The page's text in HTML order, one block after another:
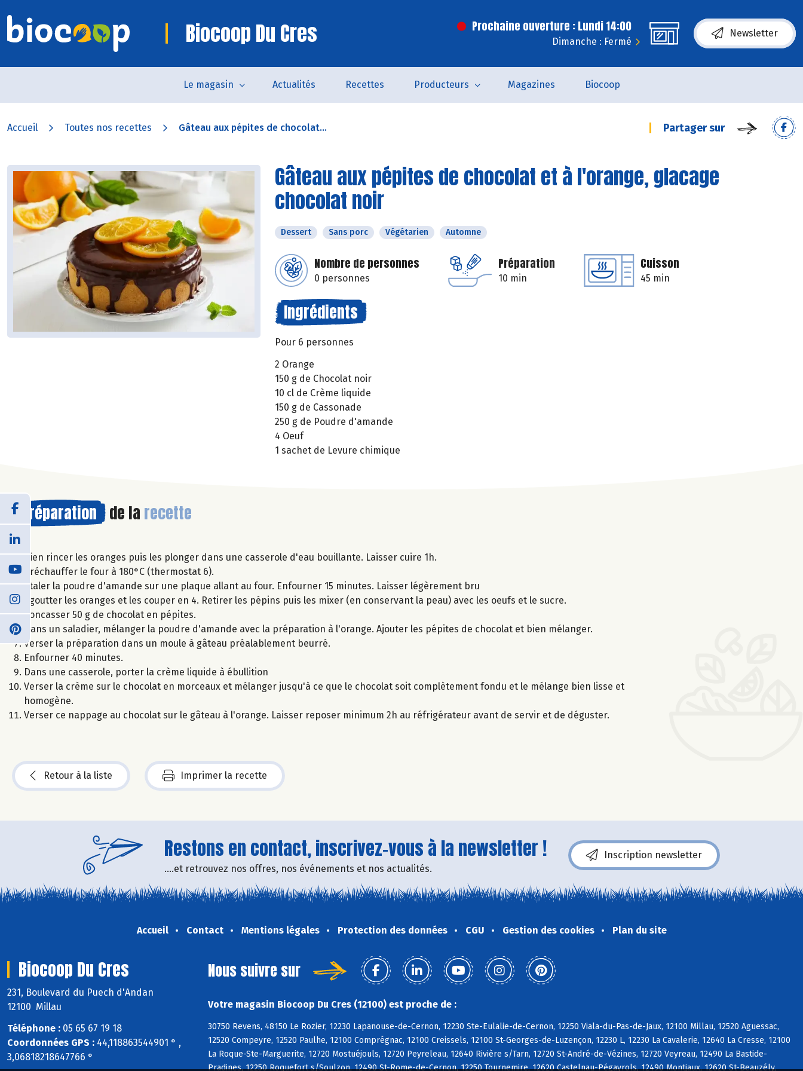
Biocoop Du Cres Prochaine ouverture : Lundi 14:00
Dimanche : Fermé
Newsletter
Le magasin Actualités Recettes Producteurs Magazines Biocoop
Accueil Toutes nos recettes Gâteau aux pépites de chocolat... Partager sur
Gâteau aux pépites de chocolat et à l'orange, glacage
chocolat noir
Dessert Sans porc Végétarien Automne
Nombre de personnes
0 personnes
Préparation
10 min
Cuisson
45 min
Ingrédients
Pour 6 personnes
2 Orange
150 g de Chocolat noir
10 cl de Crème liquide
150 g de Cassonade
250 g de Poudre d'amande
4 Oeuf
1 sachet de Levure chimique
Préparation de la recette
Bien rincer les oranges puis les plonger dans une casserole d'eau bouillante. Laisser cuire 1h.
Préchauffer le four à 180°C (thermostat 6).
Etaler la poudre d'amande sur une plaque allant au four. Enfourner 15 minutes. Laisser légèrement bru
Egoutter les oranges et les couper en 4. Retirer les pépins puis les mixer (en conservant la peau) avec les oeufs et le sucre.
Concasser 50 g de chocolat en pépites.
Dans un saladier, mélanger la poudre d'amande avec la préparation à l'orange. Ajouter les pépites de chocolat et bien mélanger.
Verser la préparation dans un moule à gâteau préalablement beurré.
Enfourner 40 minutes.
Dans une casserole, porter la crème liquide à ébullition
Verser la crème sur le chocolat en morceaux et mélanger jusqu'à ce que le chocolat soit complètement fondu et le mélange bien lisse et
homogène.
Verser ce nappage au chocolat sur le gâteau à l'orange. Laisser reposer minimum 2h au réfrigérateur avant de servir et de déguster.
Retour à la liste Imprimer la recette
Restons en contact, inscrivez-vous à la newsletter !
....et retrouvez nos offres, nos événements et nos actualités.
Inscription newsletter
Accueil Contact Mentions légales Protection des données CGU Gestion des cookies Plan du site
Biocoop Du Cres
231, Boulevard du Puech d'Andan
12100 Millau
Téléphone : 05 65 67 19 18
Coordonnées GPS : 44,118863544901 ° ,
3,06818218647766 °
Nous suivre sur
Votre magasin Biocoop Du Cres (12100) est proche de :
30750 Revens, 48150 Le Rozier, 12230 Lapanouse-de-Cernon, 12230 Ste-Eulalie-de-Cernon, 12250 Viala-du-Pas-de-Jaux, 12100 Millau, 12520 Aguessac,
12520 Compeyre, 12520 Paulhe, 12100 Comprégnac, 12100 Creissels, 12100 St-Georges-de-Luzençon, 12230 L, 12230 La Cavalerie, 12640 La Cresse, 12100
La Roque-Ste-Marguerite, 12720 Mostuéjouls, 12720 Peyreleau, 12640 Rivière s/Tarn, 12720 St-André-de-Vézines, 12720 Veyreau, 12490 La Bastide-
Pradines, 12250 Roquefort s/Soulzon, 12490 St-Rome-de-Cernon, 12250 Tournemire, 12620 Castelnau-Pégayrols, 12490 Montjaux, 12620 St-Beauzély,